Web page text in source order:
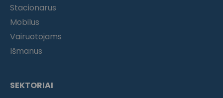
Stacionarus
Mobilus
Vairuotojams
Išmanus
SEKTORIAI